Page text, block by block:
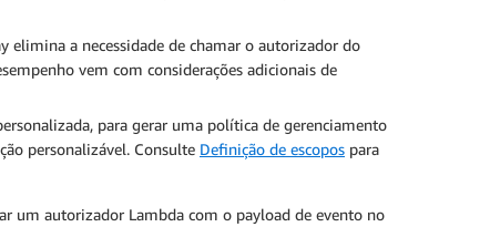
elimina a necessidade de chamar o autorizador do
vem com considerações adicionais de
para gerar uma política de gerenciamento
personalizável. Consulte Definição de escopos para
um autorizador Lambda com o payload de evento no